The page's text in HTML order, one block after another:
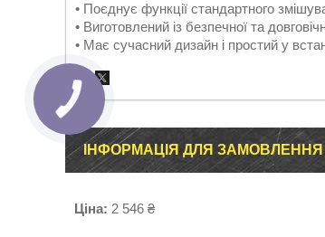
• Поєднує функції стандартного
• Виготовлений із безпечної та
• Має сучасний дизайн і простий у
ІНФОРМАЦІЯ ДЛЯ ЗАМОВЛЕННЯ
Ціна: 2 546 ₴